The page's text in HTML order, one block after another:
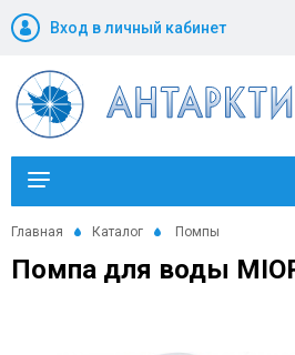
Вход в личный кабинет
Новости и
Главная Каталог Помпы
Помпа для воды